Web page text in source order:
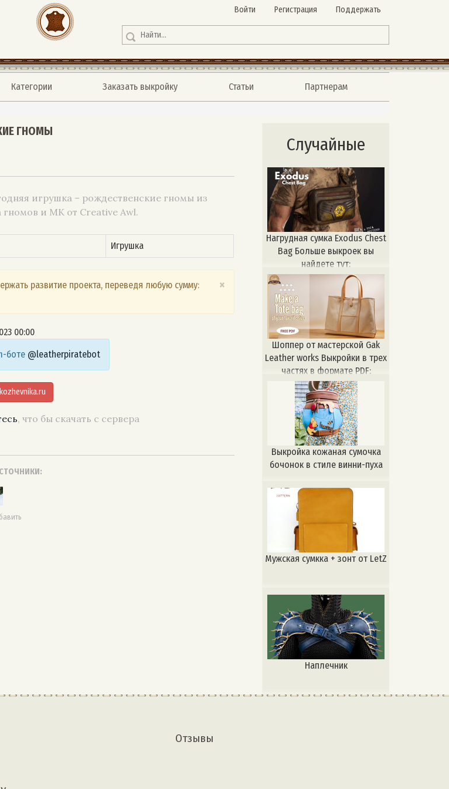
Войти Регистрация Поддержать
Категории Заказать выкройку Статьи
Партнерам
ГНОМЫ
игрушка – рождественские гномы из
и МК от Creative Awl.
Игрушка
×
развитие проекта, переведя любую сумму:
00:00
боте @leatherpiratebot
, что бы скачать с сервера
Случайные
Нагрудная сумка Exodus Chest
Bag Больше выкроек вы
найдете тут:
https://patternhub.su
Шоппер от мастерской Gak
Leather works Выкройки в трех
частях в формате PDF:
Выкройка кожаная сумочка
бочонок в стиле винни-пуха
Мужская сумкка + зонт от LetZ
Наплечник
Отзывы